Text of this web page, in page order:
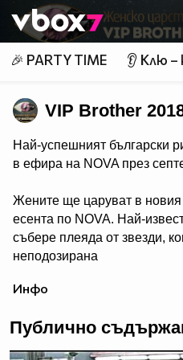
👾
🎉 PARTY TIME 👂 Клю –
VIP Brother
Най-успешният български
в ефира на NOVA през
Жените ще царуват в новия
есента по NOVA. Най-
събере плеяда от звезди,
неподозирана
телевизията в България,
цялата власт, но и цялата
дамите.
Инфо
Публично